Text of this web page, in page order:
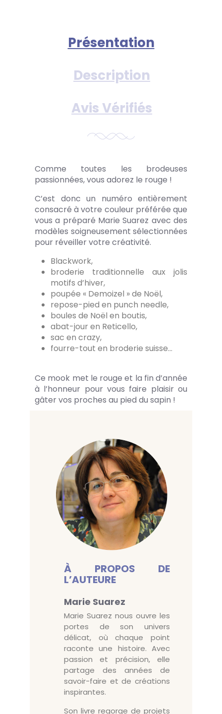
Présentation
Description
Avis Vérifiés
Comme toutes les brodeuses
passionnées, vous adorez le rouge !
C’est donc un numéro entièrement
consacré à votre couleur préférée que
vous a préparé Marie Suarez avec des
modèles soigneusement sélectionnées
pour réveiller votre créativité.
Blackwork,
broderie traditionnelle aux jolis
motifs d’hiver,
poupée « Demoizel » de Noël,
repose-pied en punch needle,
boules de Noël en boutis,
abat-jour en Reticello,
sac en crazy,
fourre-tout en broderie suisse…
Ce mook met le rouge et la fin d’année
à l’honneur pour vous faire plaisir ou
gâter vos proches au pied du sapin !
À PROPOS DE
L’AUTEURE
Marie Suarez
Marie Suarez nous ouvre les
portes de son univers
délicat, où chaque point
raconte une histoire. Avec
passion et précision, elle
partage des années de
savoir-faire et de créations
inspirantes.
Son livre regorge de projets